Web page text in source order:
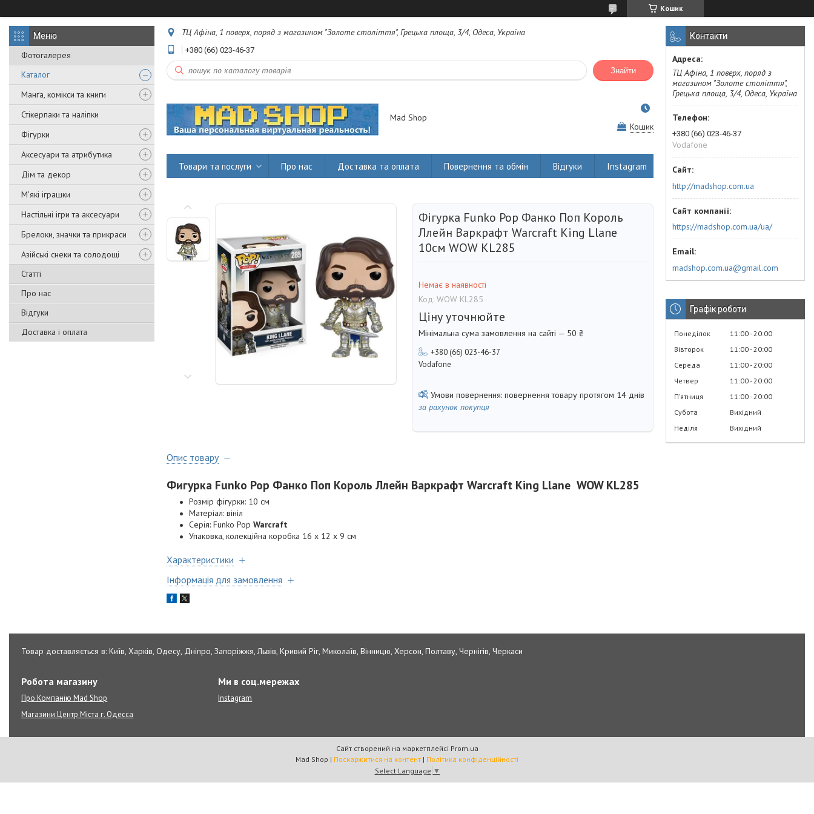
Кошик
Фотогалерея
Каталог
Манґа, комікси та книги
Стікерпаки та наліпки
Фігурки
Аксесуари та атрибутика
Дім та декор
М'які іграшки
Настільні ігри та аксесуари
Брелоки, значки та прикраси
Азійські снеки та солодощі
Статті
Про нас
Відгуки
Доставка і оплата
ТЦ Афіна, 1 поверх, поряд з магазином "Золоте століття", Грецька площа, 3/4, Одеса, Україна
+380 (66) 023-46-37
Знайти
Mad Shop
Кошик
Товари та послуги Про нас Доставка та оплата Повернення та обмін Відгуки Instagram
Фігурка Funko Pop Фанко Поп Король
Ллейн Варкрафт Warcraft King Llane
10см WOW КL285
Немає в наявності
Код: WOW КL285
Ціну уточнюйте
Мінімальна сума замовлення на сайті — 50 ₴
+380 (66) 023-46-37
Vodafone
повернення товару протягом 14 днів
за рахунок покупця
Опис товару
Фигурка Funko Pop Фанко Поп Король Ллейн Варкрафт Warcraft King Llane WOW КL285
Розмір фігурки: 10 см
Матеріал: вініл
Серія: Funko Pop Warcraft
Упаковка, колекційна коробка 16 х 12 х 9 см
Характеристики
Інформація для замовлення
Контакти
ТЦ Афіна, 1 поверх, поряд з
магазином "Золоте століття",
Грецька площа, 3/4, Одеса, Україна
+380 (66) 023-46-37
Vodafone
http://madshop.com.ua
https://madshop.com.ua/ua/
madshop.com.ua@gmail.com
Графік роботи
Понеділок 11:00 20:00
Вівторок
11:00 20:00
Середа
11:00 20:00
Четвер
11:00 20:00
Пʼятниця
11:00 20:00
Субота
Вихідний
Неділя
Вихідний
Товар доставляється в: Київ, Харків, Одесу, Дніпро, Запоріжжя, Львів, Кривий Ріг, Миколаїв, Вінницю, Херсон, Полтаву, Чернігів, Черкаси
Робота магазину
Про Компанію Mad Shop
Магазини Центр Міста г. Одесса
Ми в соц.мережах
Instagram
Сайт створений на маркетплейсі Prom.ua
Mad Shop | Поскаржитися на контент | Політика конфіденційності
Select Language ▼